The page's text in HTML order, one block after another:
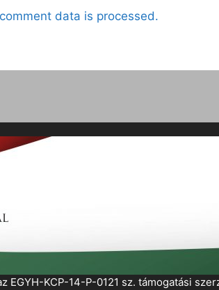
data is processed.
EGYH-KCP-14-P-0121 sz. támogatási